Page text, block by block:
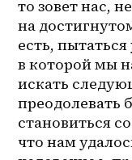
то зовет нас,
на
есть, пытаться
в которой мы
искать
преодолевать
становиться
что нам